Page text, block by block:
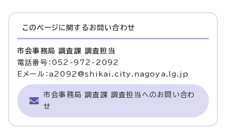
このページに関する お問い合わせ
市会事務局 調査課 調査担当
電話番号：052-972-2092
Eメール：a2092@shikai.city.nagoya.lg.jp
市会事務局 調査課 調査担当へのお問い合わ
せ